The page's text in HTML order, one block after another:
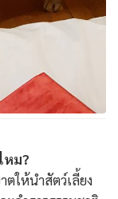
หม?
ให้นำสัตว์เลี้ยง